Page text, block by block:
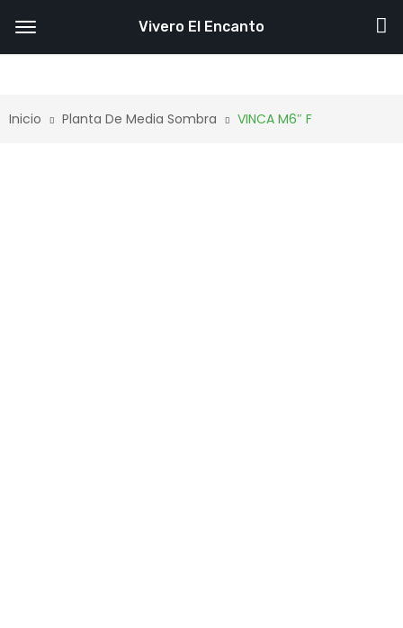
Inicio Planta De Media Sombra VINCA M6″ F
Vivero El Encanto